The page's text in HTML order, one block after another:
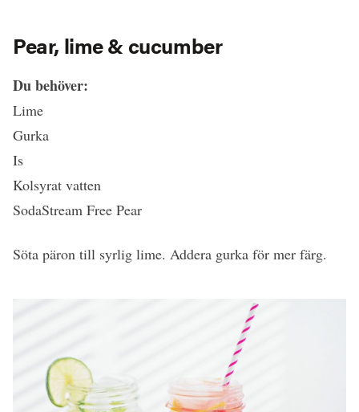
Pear, lime & cucumber
Du behöver:
Lime
Gurka
Is
Kolsyrat vatten
SodaStream Free Pear
Söta päron till syrlig lime. Addera gurka för mer färg.